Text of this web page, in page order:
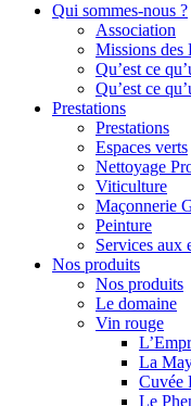
Qui sommes-nous ?
Association
Missions des
Qu’est ce
Qu’est ce
Prestations
Prestations
Espaces verts
Nettoyage
Viticulture
Maçonnerie
Peinture
Services aux
Nos produits
Nos produits
Le domaine
Vin rouge
La
Cuvée
Le